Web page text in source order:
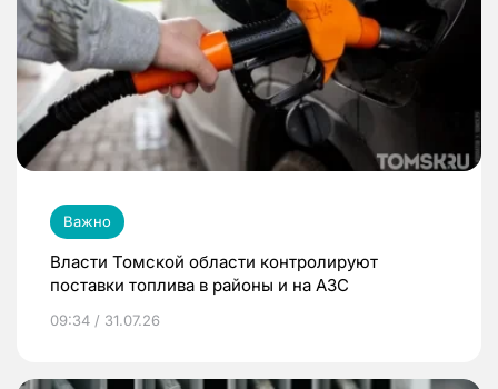
Важно
Власти Томской области контролируют
поставки топлива в районы и на АЗС
09:34 / 31.07.26